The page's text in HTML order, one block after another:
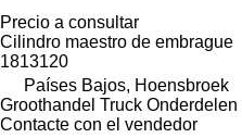
Precio a consultar
Cilindro maestro de embrague
1813120
Países Bajos, Hoensbroek
Groothandel Truck Onderdelen
Contacte con el vendedor